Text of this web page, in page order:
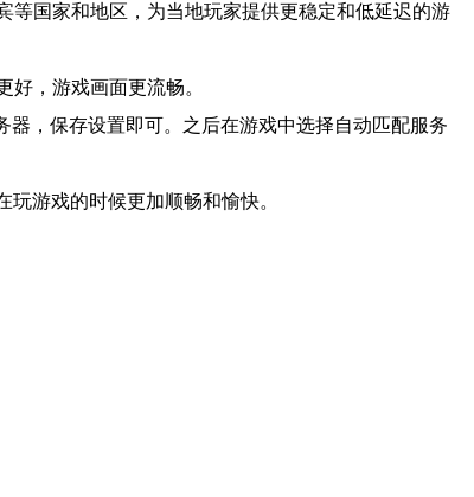
等国家和地区，为当地玩家提供更稳定和低延迟的游
，游戏画面更流畅。
，保存设置即可。之后在游戏中选择自动匹配服务
游戏的时候更加顺畅和愉快。